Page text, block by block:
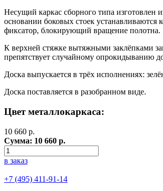
Несущий каркас сборного типа изготовлен
основании боковых стоек
фиксатор, блокирующий вращение полотна.
К верхней стяжке вытяжными заклёпками
препятствует случайному опрокидыванию
Доска выпускается в трёх исполнениях:
Доска поставляется в разобранном виде.
Цвет металлокаркаса:
10 660 р.
Сумма: 10 660 р.
в заказ
+7 (495) 411-91-14